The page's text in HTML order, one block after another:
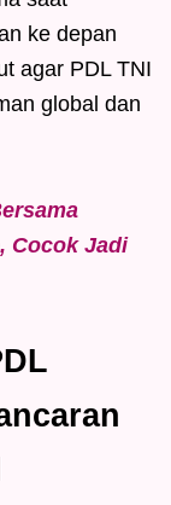
ke depan
agar PDL TNI
global dan
Cocok Jadi